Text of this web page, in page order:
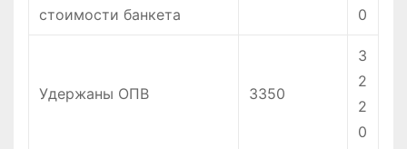
стоимости банкета
0
Удержаны ОПВ 3350
3
2
2
0